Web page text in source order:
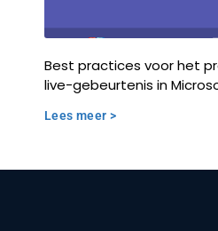
Best practices voor het
live-gebeurtenis in
Lees meer >